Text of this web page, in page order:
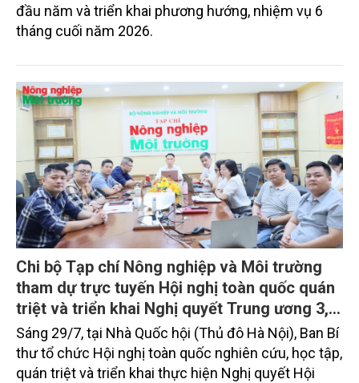
đầu năm và triển khai phương hướng, nhiệm vụ 6
tháng cuối năm 2026.
Chi bộ Tạp chí Nông nghiệp và Môi trường
tham dự trực tuyến Hội nghị toàn quốc quán
triệt và triển khai Nghị quyết Trung ương 3,
khoá XIV
Sáng 29/7, tại Nhà Quốc hội (Thủ đô Hà Nội), Ban Bí
thư tổ chức Hội nghị toàn quốc nghiên cứu, học tập,
quán triệt và triển khai thực hiện Nghị quyết Hội